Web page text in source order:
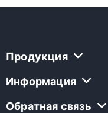
Продукция
Информация
Обратная связь